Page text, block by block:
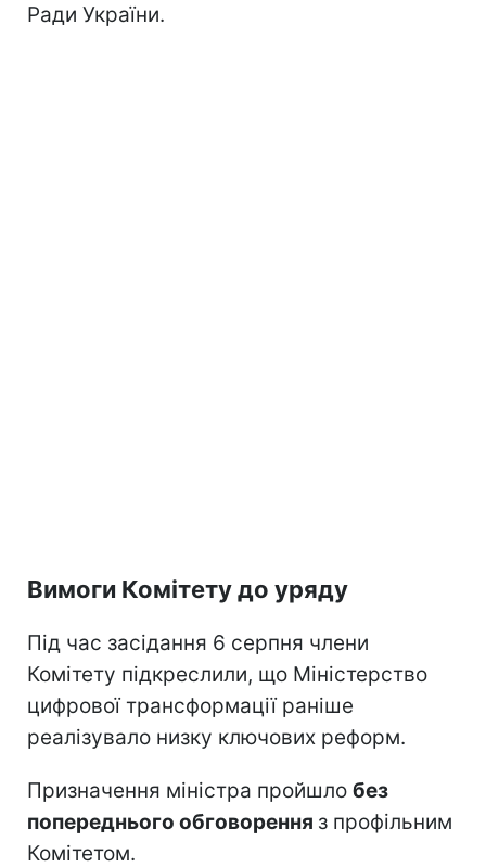
Ради України.
Вимоги Комітету до уряду
Під час засідання 6 серпня члени
Комітету підкреслили, що Міністерство
цифрової трансформації раніше
реалізувало низку ключових реформ.
Призначення міністра пройшло без
попереднього обговорення з профільним
Комітетом.